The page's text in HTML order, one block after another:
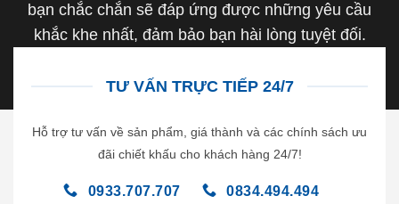
bạn chắc chắn sẽ đáp ứng được những yêu cầu
khắc khe nhất, đảm bảo bạn hài lòng tuyệt đối.
TƯ VẤN TRỰC TIẾP 24/7
Hỗ trợ tư vấn về sản phẩm, giá thành và các chính sách ưu
đãi chiết khấu cho khách hàng 24/7!
0933.707.707 0834.494.494